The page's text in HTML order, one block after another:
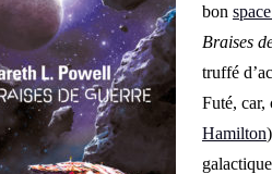
bon
Braises
truffé
Futé, car,
Hamilton
galact